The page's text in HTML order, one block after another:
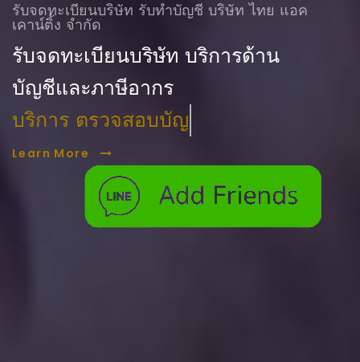
รับจดทะเบียนบริษัท รับทําบัญชี บริษัท ไทย แอค
เคาน์ติ้ง จำกัด
รับจดทะเบียนบริษัท บริการด้าน
บัญชีและภาษีอากร
บริการ ตรวจสอบบัญชี
Learn More